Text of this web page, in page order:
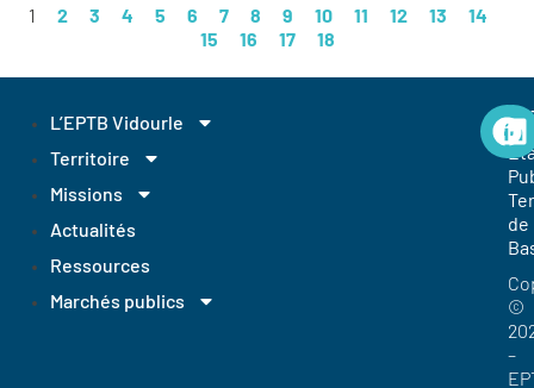
1 2 3 4 5 6 7 8 9 10 11 12 13
14
15
16 17 18
L’EPTB Vidourle
Territoire
Missions
Actualités
Ressources
Marchés publics
de
©
–